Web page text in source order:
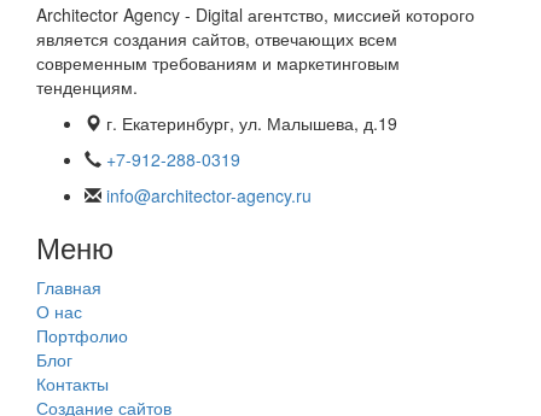
Architector Agency - Digital агентство, миссией которого
является создания сайтов, отвечающих всем
современным требованиям и маркетинговым
тенденциям.
г. Екатеринбург, ул. Малышева, д.19
+7-912-288-0319
info@architector-agency.ru
Меню
Главная
О нас
Портфолио
Блог
Контакты
Создание сайтов